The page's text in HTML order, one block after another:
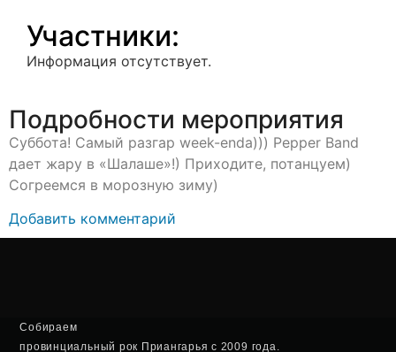
Участники:
Информация отсутствует.
Подробности мероприятия
Суббота! Самый разгар week-endа))) Pepper Band
дает жару в «Шалаше»!) Приходите, потанцуем)
Согреемся в морозную зиму)
Добавить комментарий
Собираем
провинциальный рок Приангарья с 2009 года.